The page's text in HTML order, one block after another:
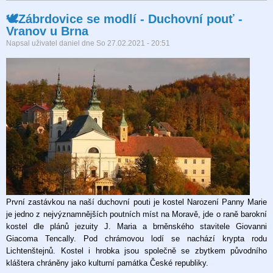
se
modlí
-
týden
🕊Zábrdovice se modlí - Duchovní pouť -
Vranov u Brna
Napsal uživatel daniel dne So 27.02.2021 - 20:51
První zastávkou na naší duchovní pouti je kostel Narození Panny Marie
je jedno z nejvýznamnějších poutních míst na Moravě, jde o raně barokní
kostel dle plánů jezuity J. Maria a brněnského stavitele Giovanni
Giacoma Tencally. Pod chrámovou lodí se nachází krypta rodu
Lichtenštejnů. Kostel i hrobka jsou společně se zbytkem původního
kláštera chráněny jako kulturní památka České republiky.